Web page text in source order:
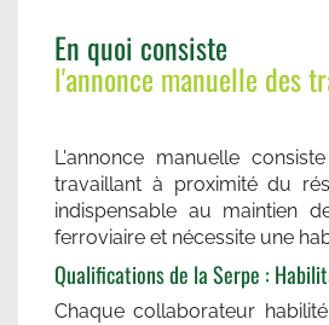
En quoi consiste
l'annonce manuelle des
L'annonce manuelle
travaillant à proximité du
indispensable au maintien
ferroviaire et nécessite une
Qualifications de la Serpe :
Chaque collaborateur